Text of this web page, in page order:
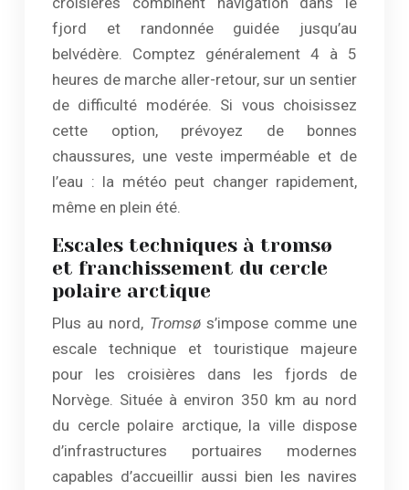
fjord et randonnée guidée jusqu’au
belvédère. Comptez généralement 4 à 5
heures de marche aller-retour, sur un sentier
de difficulté modérée. Si vous choisissez
cette option, prévoyez de bonnes
chaussures, une veste imperméable et de
l’eau : la météo peut changer rapidement,
même en plein été.
Escales techniques à tromsø
et franchissement du cercle
polaire arctique
Plus au nord, Tromsøs’impose comme une
escale technique et touristique majeure
pour les croisières dans les fjords de
Norvège. Située à environ 350 km au nord
du cercle polaire arctique, la ville dispose
d’infrastructures portuaires modernes
capables d’accueillir aussi bien les navires